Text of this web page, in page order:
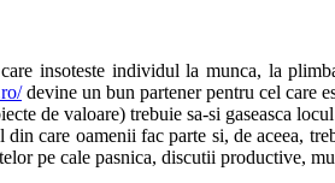
insoteste individul la munca, la
devine un bun partener pentru cel care
de valoare) trebuie sa-si gaseasca
care oamenii fac parte si, de aceea,
pe cale pasnica, discutii productive,